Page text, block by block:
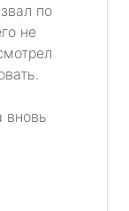
по
не
вновь